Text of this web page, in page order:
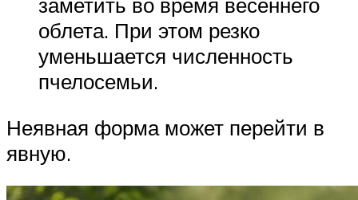
облета. При этом резко
уменьшается численность
пчелосемьи.
Неявная форма может перейти в
явную.